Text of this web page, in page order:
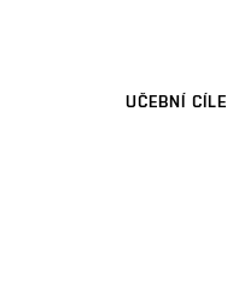
UČEBNÍ CÍLE